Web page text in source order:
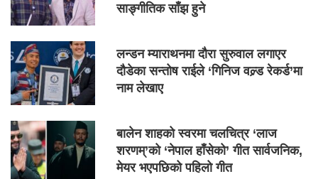
साङ्गीतिक साँझ हुने
लन्डन म्याराथनमा दौरा सुरुवाल लगाएर
दौडेका सन्तोष राईले ‘गिनिज वल्र्ड रेकर्ड’मा
नाम लेखाए
बालेन शाहको स्वरमा चलचित्र ‘लाज
शरणम्’को ‘नेपाल हाँसेको’ गीत सार्वजनिक,
मेयर भएपछिको पहिलो गीत